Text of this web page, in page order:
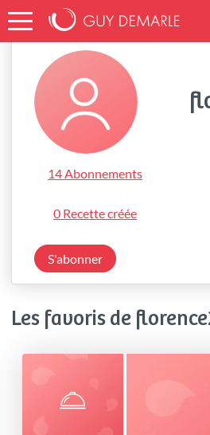
Accueil florence29
14 Abonnements
0 Recette créée
S'abonner
Les favoris de